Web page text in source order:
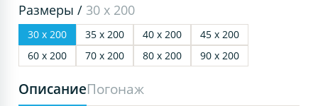
Размеры / 30 х 200
30 х 200 35 х 200 40 х 200
45 х 200
60 х 200
70 х 200 80 х 200 90 х 200
ОписаниеПогонаж